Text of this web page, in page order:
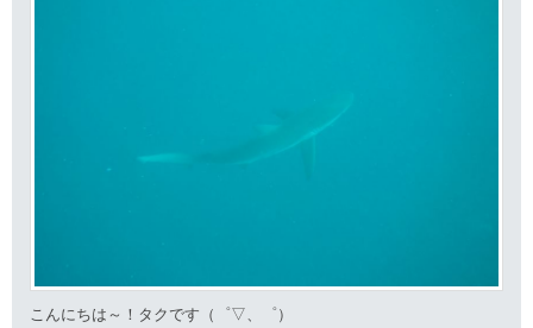
こんにちは～！タクです（゜▽、゜）